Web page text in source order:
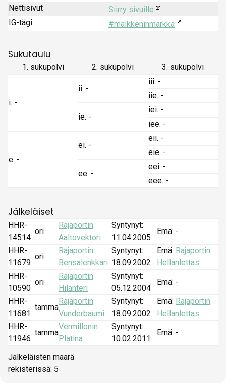
Nettisivut
Siirry sivuille
IG-tägi
#maikkeninmarkka
Sukutaulu
1. sukupolvi 2. sukupolvi 3. sukupolvi
i. -
ii. -
iii. -
iie. -
ie. -
iei. -
iee. -
e. -
ei. -
eii. -
eie. -
ee. -
eei. -
eee. -
Jälkeläiset
HHR-
14514
ori
Rajaportin
Aaltovektori
Syntynyt:
11.04.2005
Emä: -
HHR-
11679
ori
Rajaportin
Bensalenkkari
Syntynyt:
18.09.2002
Emä: Rajaportin
Hellanlettas
HHR-
10590
ori
Rajaportin
Hilanteri
Syntynyt:
05.12.2004
Emä: -
HHR-
11681
tamma
Rajaportin
Vunderbaumi
Syntynyt:
18.09.2002
Emä: Rajaportin
Hellanlettas
HHR-
11946
tamma
Vermillonin
Platina
Syntynyt:
10.02.2011
Emä: -
Jälkeläisten määrä
rekisterissä: 5